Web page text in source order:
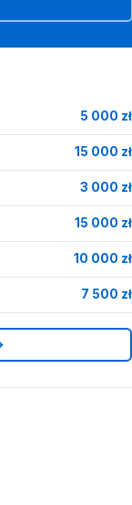
5 000 zł
15 000 zł
3 000 zł
15 000 zł
10 000 zł
7 500 zł